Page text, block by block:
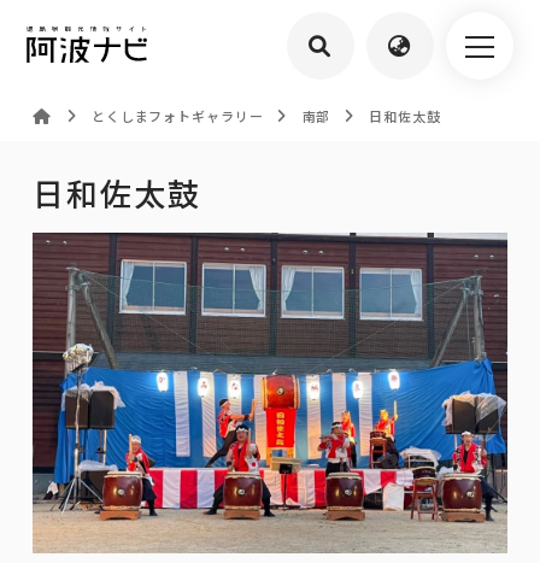
とくしまフォトギャラリー 南部 日和佐太鼓
日和佐太鼓